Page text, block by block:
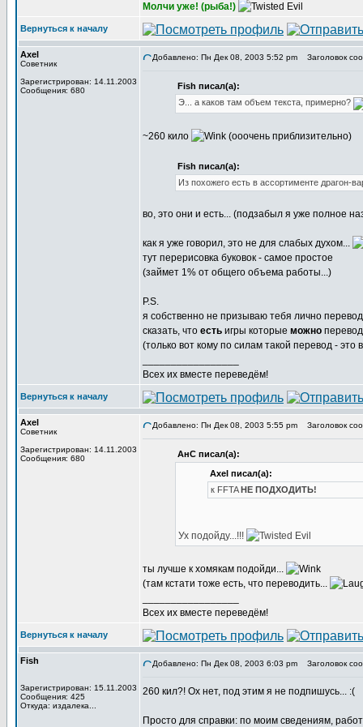
Молчи уже! (рыба!)
Вернуться к началу
Axel
Советник
Зарегистрирован: 14.11.2003
Сообщения: 680
Добавлено: Пн Дек 08, 2003 5:52 pm Заголовок
Fish писал(а):
Э... а каков там объем текста, примерно?
~260 кило (ооочень приблизительно)
Fish писал(а):
Из похожего есть в ассортименте драгон-
во, это они и есть... (подзабыл я уже полное
как я уже говорил, это не для слабых духом...
тут перерисовка буковок - самое простое
(займет 1% от общего объема работы...)
P.S.
я собственно не призываю тебя лично
сказать, что есть игры которые можно
(только вот кому по силам такой перевод - это
Всех их вместе переведём!
Вернуться к началу
Axel
Советник
Зарегистрирован: 14.11.2003
Сообщения: 680
Добавлено: Пн Дек 08, 2003 5:55 pm Заголовок
АнС писал(а):
Axel писал(а):
к FFTAНЕ ПОДХОДИТЬ!
Ух подойду...!!!
ты лучше к хомякам подойди...
(там кстати тоже есть, что переводить...
Всех их вместе переведём!
Вернуться к началу
Fish
Зарегистрирован: 15.11.2003
Сообщения: 425
Откуда: издалека...
Добавлено: Пн Дек 08, 2003 6:03 pm Заголовок
260 кил?! Ох нет, под этим я не подпишусь... :(
Просто для справки: по моим сведениям,